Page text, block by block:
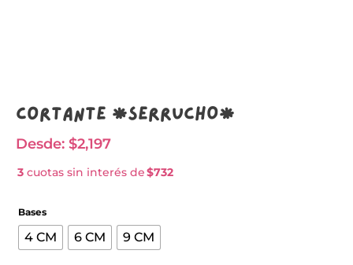
Cortante *SERRUCHO*
Desde:$2,197
3 cuotas sin interés de$732
Bases
4 CM 6 CM 9 CM